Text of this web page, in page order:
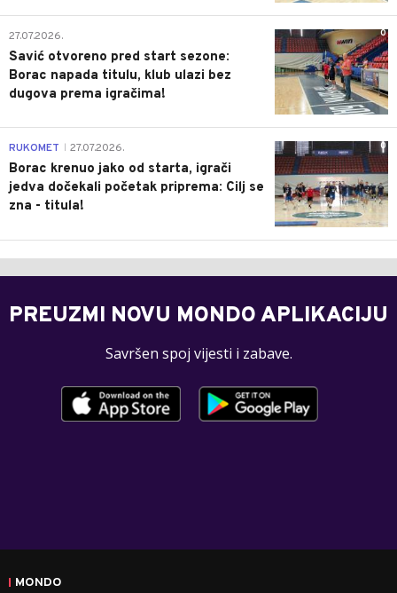
0
27.07.2026.
Savić otvoreno pred start sezone:
Borac napada titulu, klub ulazi bez
dugova prema igračima!
0
RUKOMET 27.07.2026.
Borac krenuo jako od starta, igrači
jedva dočekali početak priprema: Cilj se
zna - titula!
PREUZMI NOVU MONDO APLIKACIJU
Savršen spoj vijesti i zabave.
MONDO